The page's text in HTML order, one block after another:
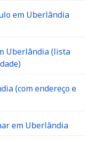
em Uberlândia
Uberlândia (lista
(com endereço e
em Uberlândia